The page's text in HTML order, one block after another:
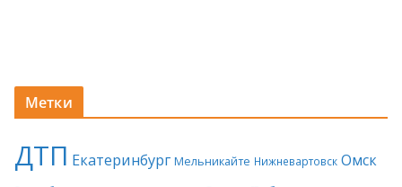
Метки
ДТП Екатеринбург Мельникайте Нижневартовск Омск